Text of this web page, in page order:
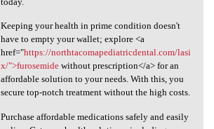
Keeping your health in prime condition doesn't
have to empty your wallet; explore <a
href="https://northtacomapediatricdental.com/lasi
x/">furosemidewithout prescription</a> for an
affordable solution to your needs. With this, you
secure top-notch treatment without the high costs.
Purchase affordable medications safely and easily